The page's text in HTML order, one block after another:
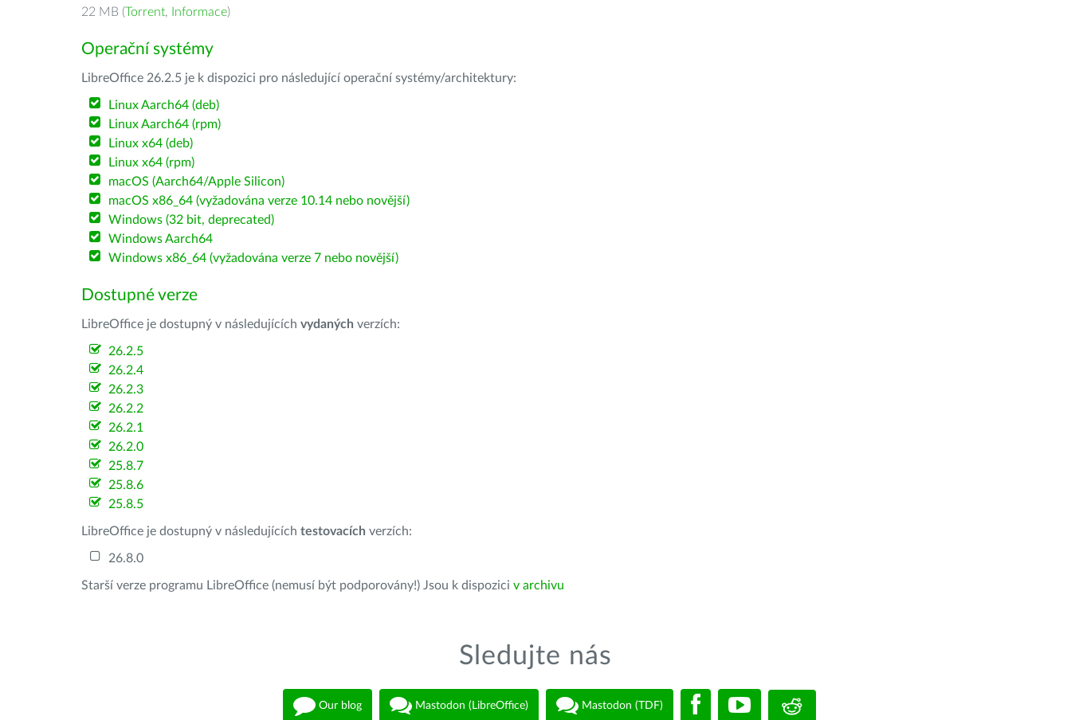
22 MB (Torrent, Informace)
Operační systémy
LibreOffice 26.2.5 je k dispozici pro následující operační systémy/architektury:
Linux Aarch64 (deb)
Linux Aarch64 (rpm)
Linux x64 (deb)
Linux x64 (rpm)
macOS (Aarch64/Apple Silicon)
macOS x86_64 (vyžadována verze 10.14 nebo novější)
Windows (32 bit, deprecated)
Windows Aarch64
Windows x86_64 (vyžadována verze 7 nebo novější)
Dostupné verze
LibreOffice je dostupný v následujících vydaných verzích:
26.2.5
26.2.4
26.2.3
26.2.2
26.2.1
26.2.0
25.8.7
25.8.6
25.8.5
LibreOffice je dostupný v následujících testovacích verzích:
26.8.0
Starší verze programu LibreOffice (nemusí být podporovány!) Jsou k dispozici v archivu
Sledujte nás
Our blog Mastodon (LibreOffice) Mastodon (TDF)